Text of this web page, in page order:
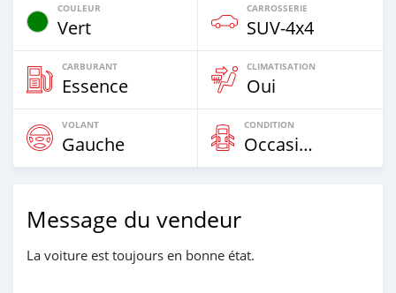
COULEUR
Vert
CARROSSERIE
SUV‒4x4
CARBURANT
Essence
CLIMATISATION
Oui
VOLANT
Gauche
CONDITION
Occasion
Message du vendeur
La voiture est toujours en bonne état.